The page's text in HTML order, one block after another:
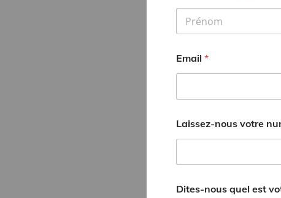
Email *
Laissez-nous votre
Dites-nous quel est